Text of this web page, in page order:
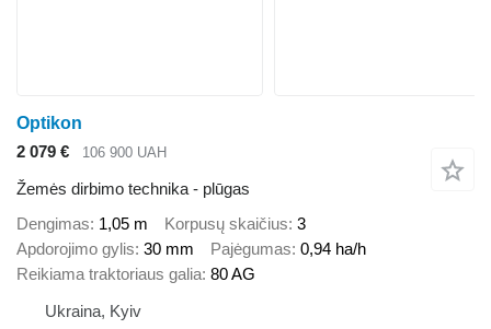
Optikon
2 079 €
106 900 UAH
Žemės dirbimo technika - plūgas
Dengimas 1,05 m Korpusų skaičius 3
Apdorojimo gylis 30 mm Pajėgumas 0,94 ha/h
Reikiama traktoriaus galia 80 AG
Ukraina, Kyiv